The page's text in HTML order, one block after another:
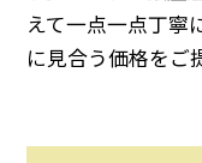
えて一点一点丁寧
に見合う価格をご